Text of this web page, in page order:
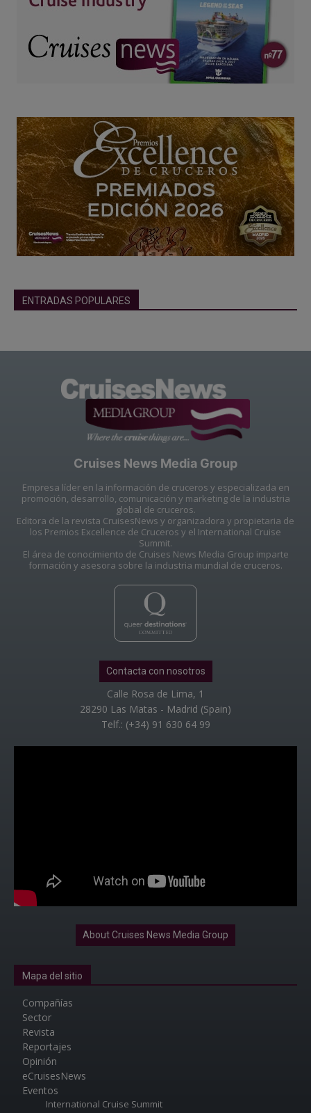
ENTRADAS POPULARES
Cruises News Media Group
Empresa líder en la información de cruceros y especializada en
promoción, desarrollo, comunicación y marketing de la industria
global de cruceros.
Editora de la revista CruisesNews y organizadora y propietaria de
los Premios Excellence de Cruceros y el International Cruise
Summit.
El área de conocimiento de Cruises News Media Group imparte
formación y asesora sobre la industria mundial de cruceros.
Contacta con nosotros
Calle Rosa de Lima, 1
28290 Las Matas - Madrid (Spain)
Telf.: (+34) 91 630 64 99
About Cruises News Media Group
Mapa del sitio
Compañías
Sector
Revista
Reportajes
Opinión
eCruisesNews
Eventos
International Cruise Summit